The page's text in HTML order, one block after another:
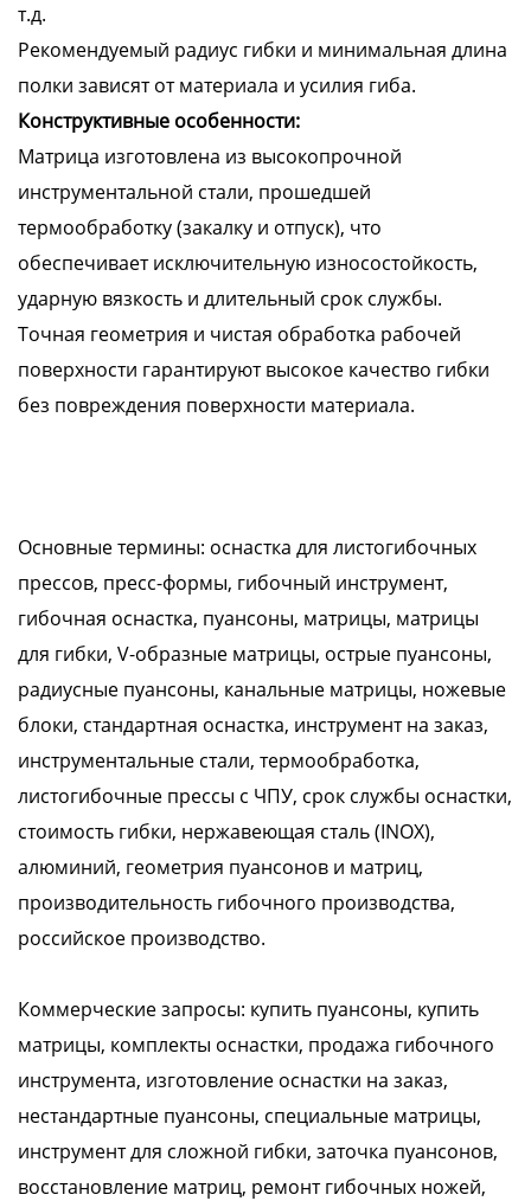
т.д.
Рекомендуемый радиус гибки и минимальная длина
полки зависят от материала и усилия гиба.
Конструктивные особенности:
Матрица изготовлена из высокопрочной
инструментальной стали, прошедшей
термообработку (закалку и отпуск), что
обеспечивает исключительную износостойкость,
ударную вязкость и длительный срок службы.
Точная геометрия и чистая обработка рабочей
поверхности гарантируют высокое качество гибки
без повреждения поверхности материала.
Основные термины: оснастка для листогибочных
прессов, пресс-формы, гибочный инструмент,
гибочная оснастка, пуансоны, матрицы, матрицы
для гибки, V-образные матрицы, острые пуансоны,
радиусные пуансоны, канальные матрицы, ножевые
блоки, стандартная оснастка, инструмент на заказ,
инструментальные стали, термообработка,
листогибочные прессы с ЧПУ, срок службы оснастки,
стоимость гибки, нержавеющая сталь (INOX),
алюминий, геометрия пуансонов и матриц,
производительность гибочного производства,
российское производство.
Коммерческие запросы: купить пуансоны, купить
матрицы, комплекты оснастки, продажа гибочного
инструмента, изготовление оснастки на заказ,
нестандартные пуансоны, специальные матрицы,
инструмент для сложной гибки, заточка пуансонов,
восстановление матриц, ремонт гибочных ножей,